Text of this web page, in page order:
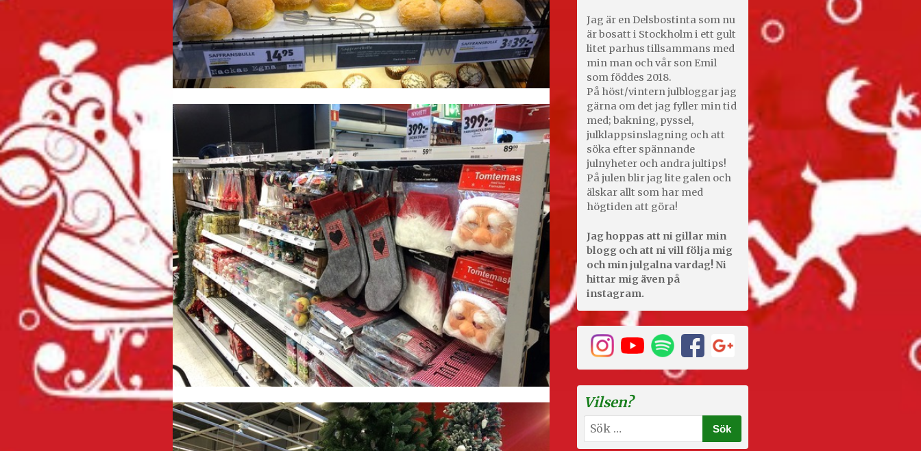
Jag är en Delsbostinta som nu
är bosatt i Stockholm i ett gult
litet parhus tillsammans med
min man och vår son Emil
som föddes 2018.
På höst/vintern julbloggar jag
gärna om det jag fyller min tid
med; bakning, pyssel,
julklappsinslagning och att
söka efter spännande
julnyheter och andra jultips!
På julen blir jag lite galen och
älskar allt som har med
högtiden att göra!
Jag hoppas att ni gillar min
blogg och att ni vill följa mig
och min julgalna vardag! Ni
hittar mig även på
instagram.
Vilsen?
Sök
efter: